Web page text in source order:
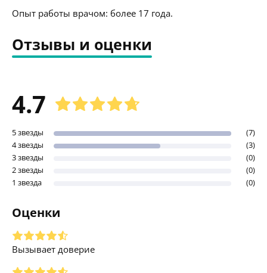
Опыт работы врачом: более 17 года.
Отзывы и оценки
4.7
5 звезды
(7)
4 звезды
(3)
3 звезды
(0)
2 звезды
(0)
1 звезда
(0)
Оценки
Вызывает доверие